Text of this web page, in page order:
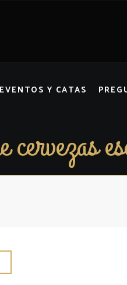
EVENTOS Y CATAS